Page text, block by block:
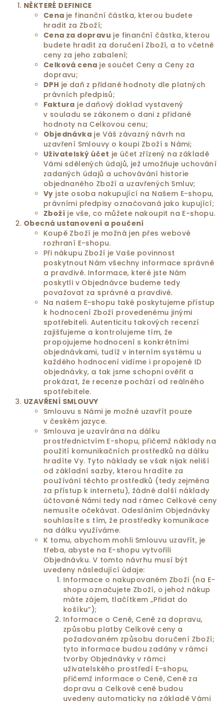
NĚKTERÉ DEFINICE
Cena je finanční částka, kterou budete
hradit za Zboží;
Cena za dopravu je finanční částka, kterou
budete hradit za doručení Zboží, a to včetně
ceny za jeho zabalení;
Celková cena je součet Ceny a Ceny za
dopravu;
DPH je daň z přidané hodnoty dle platných
právních předpisů;
Faktura je daňový doklad vystavený
v souladu se zákonem o dani z přidané
hodnoty na Celkovou cenu;
Objednávka je Váš závazný návrh na
uzavření Smlouvy o koupi Zboží s Námi;
Uživatelský účet je účet zřízený na základě
Vámi sdělených údajů, jež umožňuje uchování
zadaných údajů a uchovávání historie
objednaného Zboží a uzavřených Smluv;
Vy jste osoba nakupující na Našem E-shopu,
právními předpisy označovaná jako kupující;
Zboží je vše, co můžete nakoupit na E-shopu.
Obecná ustanovení a poučení
Koupě Zboží je možná jen přes webové
rozhraní E-shopu.
Při nákupu Zboží je Vaše povinnost
poskytnout Nám všechny informace správně
a pravdivě. Informace, které jste Nám
poskytli v Objednávce budeme tedy
považovat za správné a pravdivé.
Na našem E-shopu také poskytujeme přístup
k hodnocení Zboží provedenému jinými
spotřebiteli. Autenticitu takových recenzí
zajišťujeme a kontrolujeme tím, že
propojujeme hodnocení s konkrétními
objednávkami, tudíž v interním systému u
každého hodnocení vidíme i propojené ID
objednávky, a tak jsme schopni ověřit a
prokázat, že recenze pochází od reálného
spotřebitele.
UZAVŘENÍ SMLOUVY
Smlouvu s Námi je možné uzavřít pouze
v českém jazyce.
Smlouva je uzavírána na dálku
prostřednictvím E-shopu, přičemž náklady na
použití komunikačních prostředků na dálku
hradíte Vy. Tyto náklady se však nijak neliší
od základní sazby, kterou hradíte za
používání těchto prostředků (tedy zejména
za přístup k internetu), žádné další náklady
účtované Námi tedy nad rámec Celkové ceny
nemusíte očekávat. Odesláním Objednávky
souhlasíte s tím, že prostředky komunikace
na dálku využíváme.
K tomu, abychom mohli Smlouvu uzavřít, je
třeba, abyste na E-shopu vytvořili
Objednávku. V tomto návrhu musí být
uvedeny následující údaje:
Informace o nakupovaném Zboží (na E-
shopu označujete Zboží, o jehož nákup
máte zájem, tlačítkem „Přidat do
košíku“);
Informace o Ceně, Ceně za dopravu,
způsobu platby Celkové ceny a
požadovaném způsobu doručení Zboží;
tyto informace budou zadány v rámci
tvorby Objednávky v rámci
uživatelského prostředí E-shopu,
přičemž informace o Ceně, Ceně za
dopravu a Celkové ceně budou
uvedeny automaticky na základě Vámi